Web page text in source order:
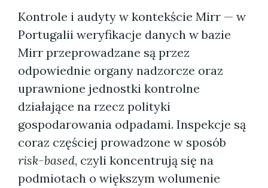
Kontrole i audyty w kontekście Mirr — w
Portugalii weryfikacje danych w bazie
Mirr przeprowadzane są przez
odpowiednie organy nadzorcze oraz
uprawnione jednostki kontrolne
działające na rzecz polityki
gospodarowania odpadami. Inspekcje są
coraz częściej prowadzone w sposób
risk-based, czyli koncentrują się na
podmiotach o większym wolumenie